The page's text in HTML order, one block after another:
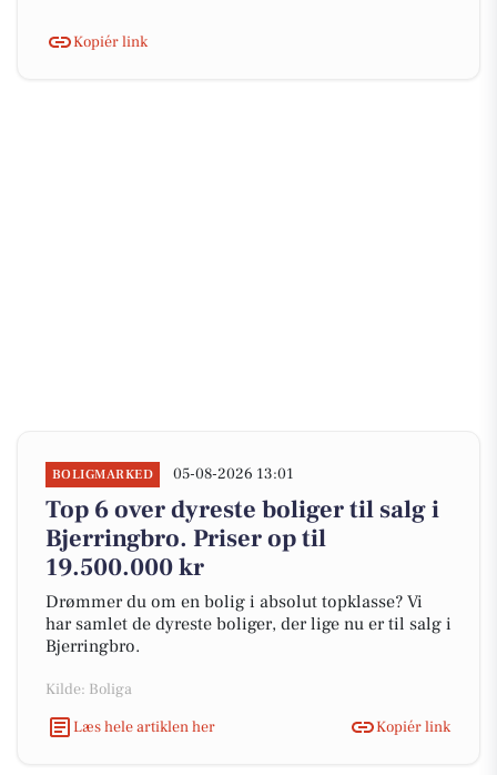
Kopiér link
BOLIGMARKED 05-08-2026 13:01
Top 6 over dyreste boliger til salg i
Bjerringbro. Priser op til
19.500.000 kr
Drømmer du om en bolig i absolut topklasse? Vi
har samlet de dyreste boliger, der lige nu er til salg i
Bjerringbro.
Kilde: Boliga
Læs hele artiklen her
Kopiér link